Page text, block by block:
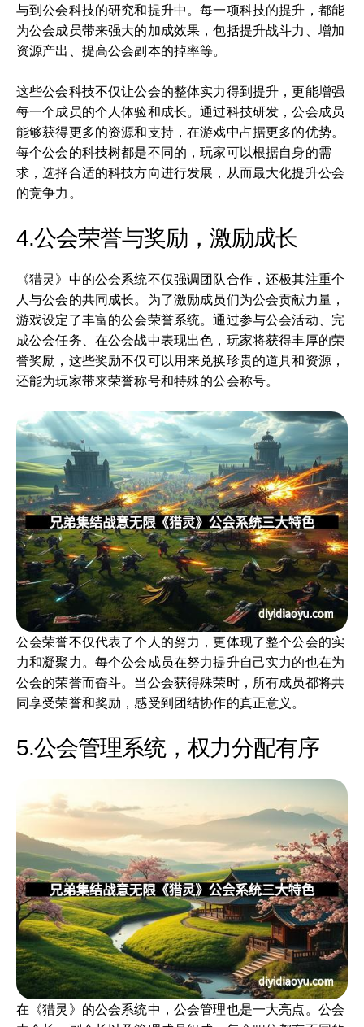
与到公会科技的研究和提升中。每一项科技的提升，都能
为公会成员带来强大的加成效果，包括提升战斗力、增加
资源产出、提高公会副本的掉率等。
这些公会科技不仅让公会的整体实力得到提升，更能增强
每一个成员的个人体验和成长。通过科技研发，公会成员
能够获得更多的资源和支持，在游戏中占据更多的优势。
每个公会的科技树都是不同的，玩家可以根据自身的需
求，选择合适的科技方向进行发展，从而最大化提升公会
的竞争力。
4.公会荣誉与奖励，激励成长
《猎灵》中的公会系统不仅强调团队合作，还极其注重个
人与公会的共同成长。为了激励成员们为公会贡献力量，
游戏设定了丰富的公会荣誉系统。通过参与公会活动、完
成公会任务、在公会战中表现出色，玩家将获得丰厚的荣
誉奖励，这些奖励不仅可以用来兑换珍贵的道具和资源，
还能为玩家带来荣誉称号和特殊的公会称号。
公会荣誉不仅代表了个人的努力，更体现了整个公会的实
力和凝聚力。每个公会成员在努力提升自己实力的也在为
公会的荣誉而奋斗。当公会获得殊荣时，所有成员都将共
同享受荣誉和奖励，感受到团结协作的真正意义。
5.公会管理系统，权力分配有序
在《猎灵》的公会系统中，公会管理也是一大亮点。公会